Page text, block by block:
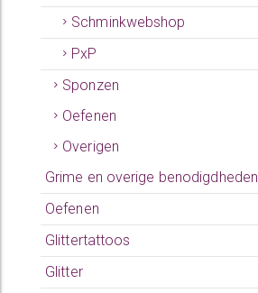
Schminkwebshop
PxP
Sponzen
Oefenen
Overigen
Grime en overige benodigdheden
Oefenen
Glittertattoos
Glitter